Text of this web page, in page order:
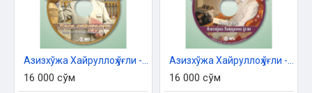
16 000 сўм 16 000 сўм